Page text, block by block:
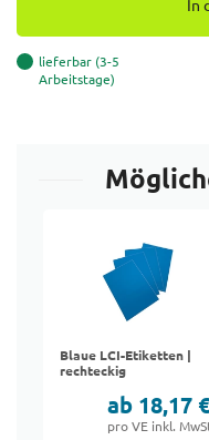
In
lieferbar (3-5
Arbeitstage)
Blaue LCI-Etiketten |
rechteckig
ab 18,17 €
pro VE inkl.